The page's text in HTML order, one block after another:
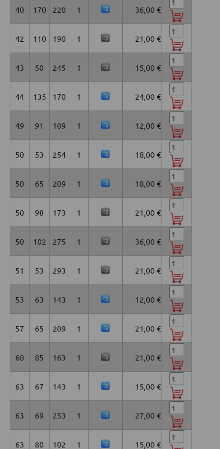
40 170 220 1 36,00 €
42 110 190 1 21,00 €
43 50 245 1 15,00 €
44 135 170 1 24,00 €
49 91 109 1 12,00 €
50 53 254 1 18,00 €
50 65 209 1 18,00 €
50 98 173 1 21,00 €
50 102 275 1 36,00 €
51 53 293 1 21,00 €
53 63 143 1 12,00 €
57 65 209 1 21,00 €
60 85 163 1 21,00 €
63 67 143 1 15,00 €
63 69 253 1 27,00 €
63 80 102 1 15,00 €